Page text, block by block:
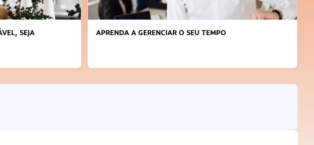
SEJA
APRENDA A GERENCIAR O SEU TEMPO